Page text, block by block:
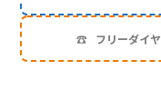
☎ フリーダイ